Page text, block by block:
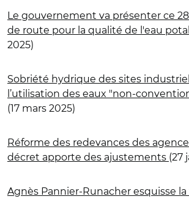
Le gouvernement va présenter ce
de route pour la qualité de l'eau
2025)
Sobriété hydrique des sites
l’utilisation des eaux "non-
(17 mars 2025)
Réforme des redevances des
décret apporte des ajustements (27
Agnès Pannier-Runacher esquisse